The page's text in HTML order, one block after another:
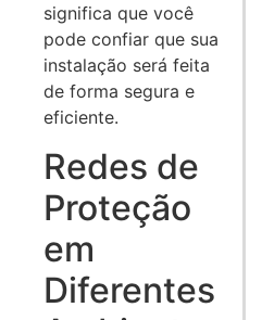
significa que você
pode confiar que sua
instalação será feita
de forma segura e
eficiente.
Redes de
Proteção
em
Diferentes